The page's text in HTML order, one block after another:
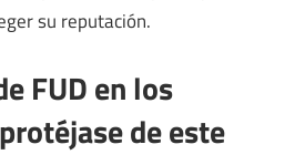
su reputación.
FUD en los
de este